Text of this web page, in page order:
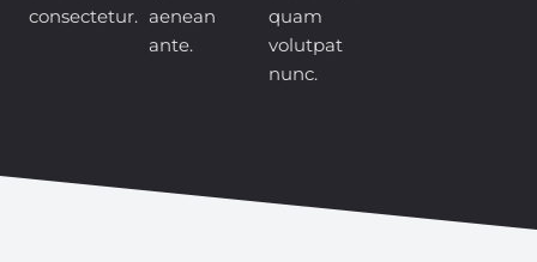
consectetur. aenean
ante.
quam
volutpat
nunc.